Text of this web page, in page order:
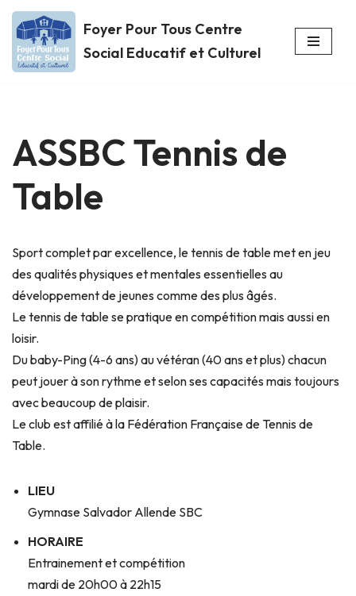
Aller
au
Foyer Pour Tous Centre
Social Educatif et Culturel
ASSBC Tennis de
Table
Sport complet par excellence, le tennis de table met en jeu
des qualités physiques et mentales essentielles au
développement de jeunes comme des plus âgés.
Le tennis de table se pratique en compétition mais aussi en
loisir.
Du baby-Ping (4-6 ans) au vétéran (40 ans et plus) chacun
peut jouer à son rythme et selon ses capacités mais toujours
avec beaucoup de plaisir.
Le club est affilié à la Fédération Française de Tennis de
Table.
LIEU
Gymnase Salvador Allende SBC
HORAIRE
Entrainement et compétition
mardi de 20h00 à 22h15